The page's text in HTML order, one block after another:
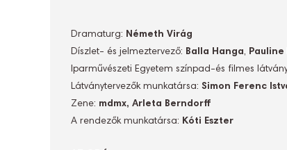
Dramaturg: Németh Virág
Díszlet- és jelmeztervező: Balla Hanga,
Iparművészeti Egyetem színpad-és filmes
Látványtervezők munkatársa: Simon Ferenc
Zene: mdmx, Arleta Berndorff
A rendezők munkatársa: Kóti Eszter